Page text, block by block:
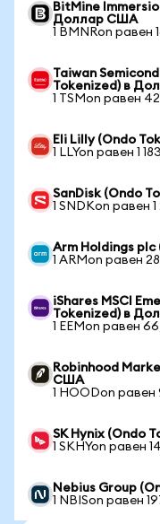
BitMine
Доллар США
1 BMNRon равен
Taiwan
Tokenized) в
1 TSMon равен
Eli Lilly (Ondo
1 LLYon равен 1
SanDisk (Ondo
1 SNDKon равен
Arm Holdings
1 ARMon равен
iShares MSCI
Tokenized) в
1 EEMon равен
Robinhood
США
1 HOODon равен
SK Hynix (Ondo
1 SKHYon равен
Nebius Group
1 NBISon равен